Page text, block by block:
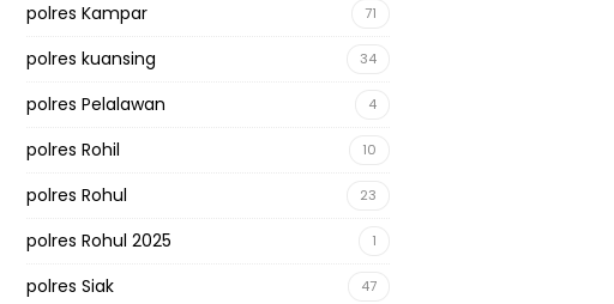
polres Kampar 71
polres kuansing 34
polres Pelalawan 4
polres Rohil 10
polres Rohul 23
polres Rohul 2025 1
polres Siak 47